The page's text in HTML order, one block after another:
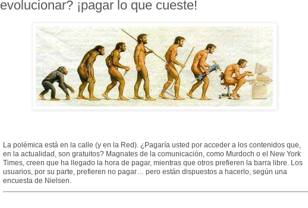
evolucionar? ¡pagar lo que cueste!
La polémica está en la calle (y en la Red). ¿Pagaría usted por acceder a los contenidos que,
en la actualidad, son gratuitos? Magnates de la comunicación, como Murdoch o el New York
Times, creen que ha llegado la hora de pagar, mientras que otros prefieren la barra libre. Los
usuarios, por su parte, prefieren no pagar… pero están dispuestos a hacerlo, según una
encuesta de Nielsen.